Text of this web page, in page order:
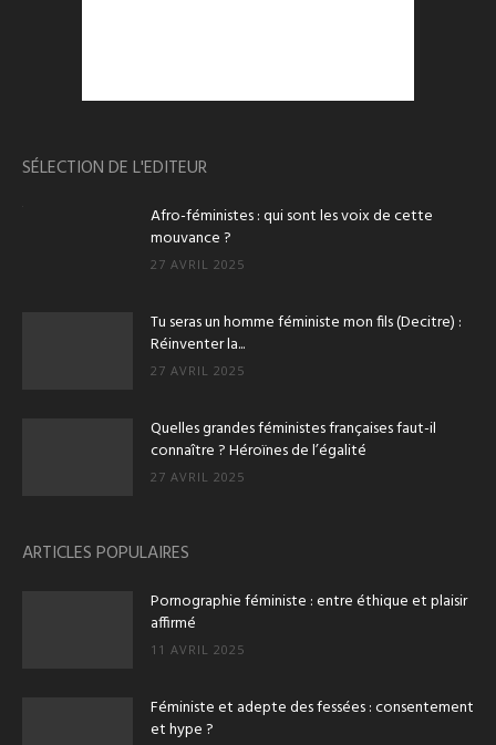
SÉLECTION DE L'EDITEUR
Afro-féministes : qui sont les voix de cette
mouvance ?
27 AVRIL 2025
Tu seras un homme féministe mon fils (Decitre) :
Réinventer la...
27 AVRIL 2025
Quelles grandes féministes françaises faut-il
connaître ? Héroïnes de l’égalité
27 AVRIL 2025
ARTICLES POPULAIRES
Pornographie féministe : entre éthique et plaisir
affirmé
11 AVRIL 2025
Féministe et adepte des fessées : consentement
et hype ?